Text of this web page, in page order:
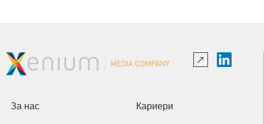
За нас Кариери